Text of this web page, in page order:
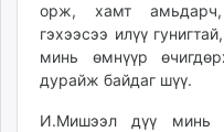
орж, хамт
гэхээсээ илүү
минь өмнүүр
дурайж байдаг шүү.
И.Мишээл дүү минь